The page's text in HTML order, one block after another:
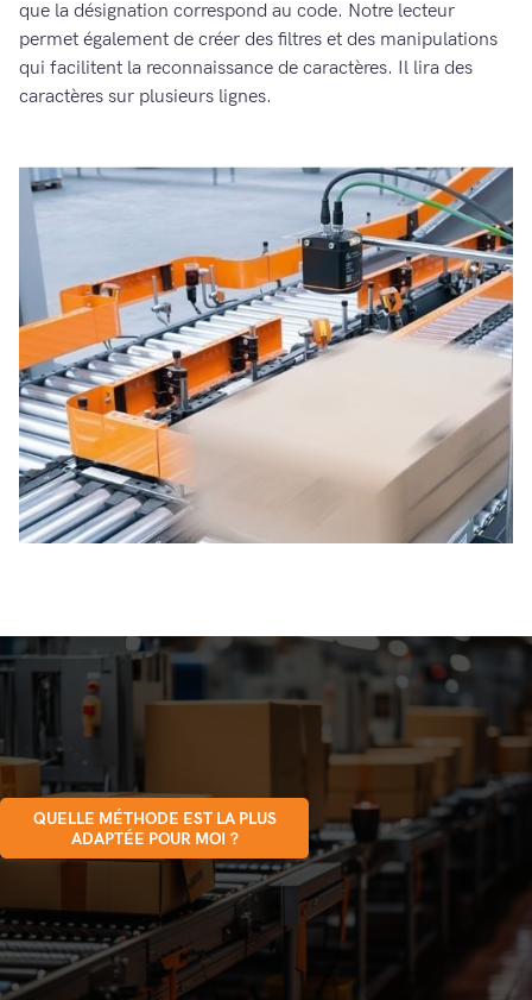
que la désignation correspond au code. Notre lecteur
permet également de créer des filtres et des manipulations
qui facilitent la reconnaissance de caractères. Il lira des
caractères sur plusieurs lignes.
QUELLE MÉTHODE EST LA PLUS
ADAPTÉE POUR MOI ?